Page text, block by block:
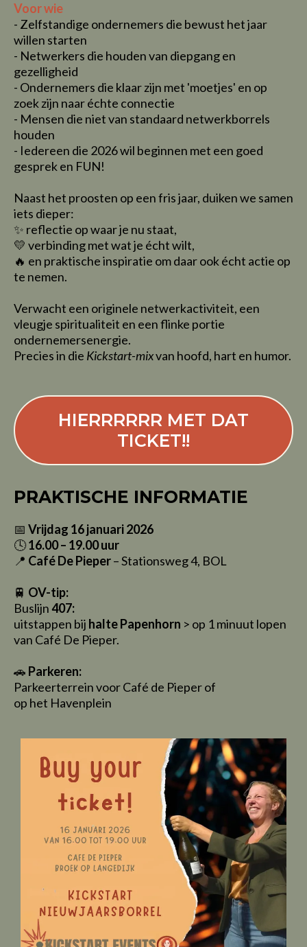
Voor wie
- Zelfstandige ondernemers die bewust het jaar
willen starten
- Netwerkers die houden van diepgang en
gezelligheid
- Ondernemers die klaar zijn met 'moetjes' en op
zoek zijn naar échte connectie
- Mensen die niet van standaard netwerkborrels
houden
- Iedereen die 2026 wil beginnen met een goed
gesprek en FUN!
Naast het proosten op een fris jaar, duiken we samen
iets dieper:
✨ reflectie op waar je nu staat,
💛 verbinding met wat je écht wilt,
🔥 en praktische inspiratie om daar ook écht actie op
te nemen.
Verwacht een originele netwerkactiviteit, een
vleugje spiritualiteit en een flinke portie
ondernemersenergie.
Precies in die Kickstart-mixvan hoofd, hart en humor.
HIERRRRRR MET DAT
TICKET!!
PRAKTISCHE INFORMATIE
📅 Vrijdag 16 januari 2026
🕓16.00 – 19.00 uur
📍 Café De Pieper– Stationsweg 4, BOL
🚆 OV-tip:
Buslijn407:
uitstappen bij halte Papenhorn > op 1 minuut lopen
van Café De Pieper.
🚗 Parkeren:
Parkeerterrein voor Café de Pieper of
op het Havenplein